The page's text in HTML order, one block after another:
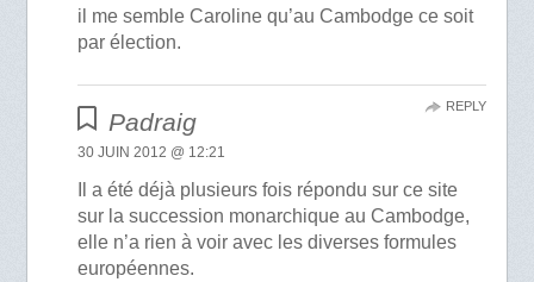
il me semble Caroline qu’au Cambodge ce soit
par élection.
Padraig
30 JUIN 2012 @ 12:21
Il a été déjà plusieurs fois répondu sur ce site
sur la succession monarchique au Cambodge,
elle n’a rien à voir avec les diverses formules
européennes.
REPLY